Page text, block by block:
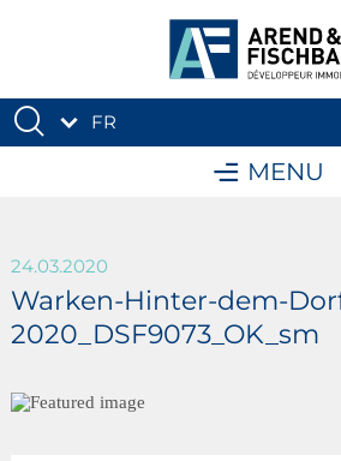
FR
MENU
24.03.2020
Warken-Hinter-dem-
2020_DSF9073_OK_sm